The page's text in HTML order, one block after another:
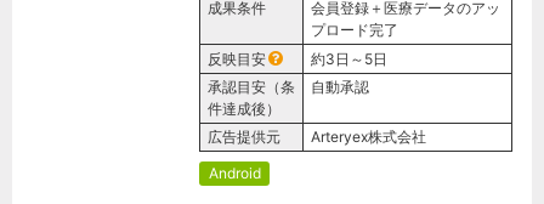
成果条件
会員登録＋医療データのアッ
プロード完了
反映目安
約3日～5日
承認目安（条
件達成後）
自動承認
広告提供元
Arteryex株式会社
Android